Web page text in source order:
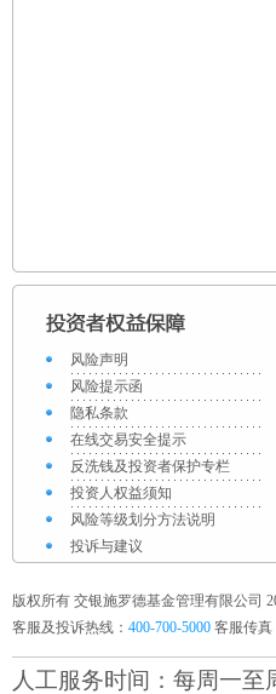
风险声明
风险提示函
隐私条款
在线交易安全提示
反洗钱及投资者保护专栏
投资人权益须知
风险等级划分方法说明
投诉与建议
版权所有 交银施罗德基金管理有限公司
客服及投诉热线： 400-700-5000 客服传真
人工服务时间：每周一至